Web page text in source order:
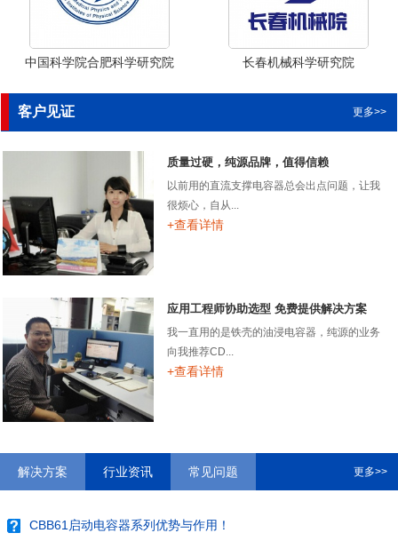
中国科学院合肥科学研究院 长春机械科学研究院
客户见证 更多>>
质量过硬，纯源品牌，值得信赖
以前用的直流支撑电容器总会出点问题，让我
很烦心，自从...
+查看详情
应用工程师协助选型 免费提供解决方案
我一直用的是铁壳的油浸电容器，纯源的业务
向我推荐CD...
+查看详情
解决方案 行业资讯 常见问题 更多>>
CBB61启动电容器系列优势与作用！